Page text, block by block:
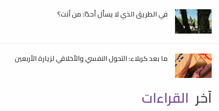
في الطريق الذي لا يسأل أحدًا: من أنت؟
ما بعد كربلاء: التحول النفسي والأخلاقي لزيارة الأربعين
آخر القراءات